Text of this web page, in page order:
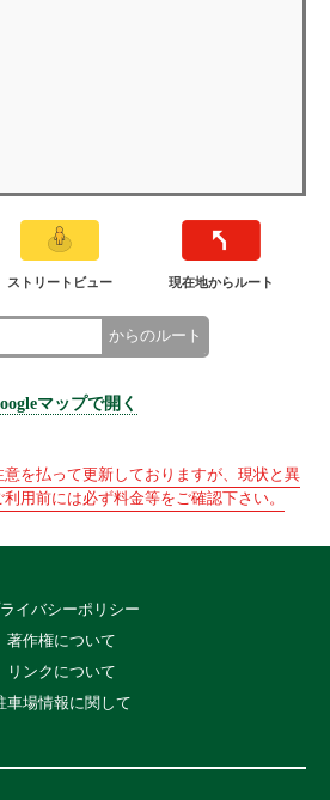
ストリートビュー 現在地からルート
からのルート
マップで開く
を払って更新しておりますが、現状と異
用前には必ず料金等をご確認下さい。
イバシーポリシー
著作権について
リンクについて
車場情報に関して